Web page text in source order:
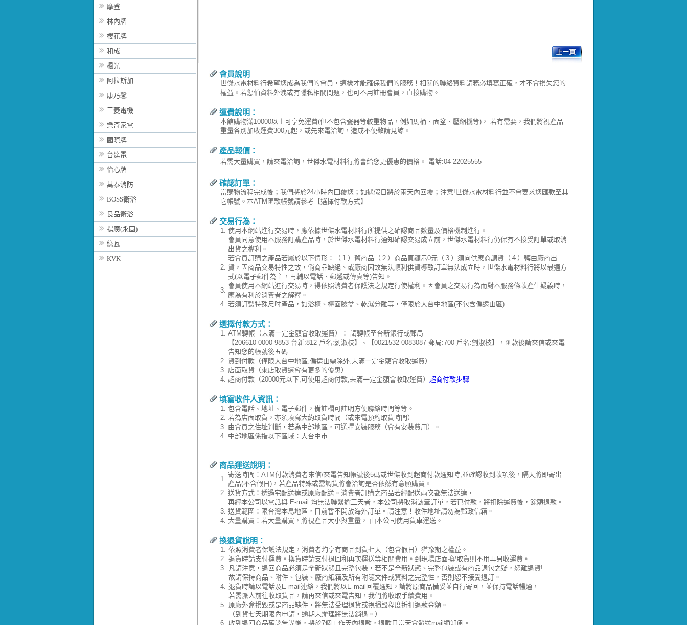
摩登
林內牌
櫻花牌
和成
楓光
阿拉斯加
康乃馨
三菱電機
樂奇家電
國際牌
台達電
怡心牌
萬泰消防
BOSS衛浴
良品衛浴
揚廣(永固)
綠瓦
KVK
會員說明
世傑水電材料行希望您成為我們的會員，這樣才能確保我們的服務！相關的聯絡資料請務必填寫正確，才不會損失您的
權益。若您怕資料外洩或有隱私相關問題，也可不用註冊會員，直接購物。
運費說明：
本館購物滿10000以上可享免運費(但不包含瓷器等較重物品，例如馬桶、面盆、壓縮機等)， 若有需要，我們將視產品
重量各別加收運費300元起，或先來電洽詢，造成不便敬請見諒。
產品報價：
若需大量購買，請來電洽詢，世傑水電材料行將會給您更優惠的價格。 電話:04-22025555
確認訂單：
當購物流程完成後；我們將於24小時內回覆您；如遇假日將於兩天內回覆；注意!世傑水電材料行並不會要求您匯款至其
它帳號。本ATM匯款帳號請參考【選擇付款方式】
交易行為：
1. 使用本網站進行交易時，應依據世傑水電材料行所提供之確認商品數量及價格機制進行。
會員同意使用本服務訂購產品時，於世傑水電材料行通知確認交易成立前，世傑水電材料行仍保有不接受訂單或取消
出貨之權利。
2.
若會員訂購之產品若屬於以下情形：（１）舊商品（２）商品頁顯示0元（３）須向供應商調貨（４）轉由廠商出
貨，因商品交易特性之故，倘商品缺絕、或廠商因故無法順利供貨導致訂單無法成立時，世傑水電材料行將以最適方
式(以電子郵件為主，再輔以電話、郵遞或傳真等)告知。
3.
會員使用本網站進行交易時，得依照消費者保護法之規定行使權利。因會員之交易行為而對本服務條款產生疑義時，
應為有利於消費者之解釋。
4. 若須訂製特殊尺吋產品，如浴櫃、檯面臉盆、乾濕分離等，僅限於大台中地區(不包含偏遠山區)
選擇付款方式：
1. ATM轉帳（未滿一定金額會收取運費）： 請轉帳至台新銀行或郵局
【206610-0000-9853 台新:812 戶名:劉淑枝】、【0021532-0083087 郵局:700 戶名:劉淑枝】，匯款後請來信或來電
告知您的帳號後五碼
2. 貨到付款（僅限大台中地區,偏遠山需除外,未滿一定金額會收取運費）
3. 店面取貨（來店取貨還會有更多的優惠）
4. 超商付款（20000元以下,可使用超商付款,未滿一定金額會收取運費） 超商付款步驟
填寫收件人資訊：
1. 包含電話、地址、電子郵件，備註欄可註明方便聯絡時間等等。
2. 若為店面取貨，亦須填寫大約取貨時間（或來電預約取貨時間）
3. 由會員之住址判斷，若為中部地區 ，可選擇安裝服務（會有安裝費用）。
4. 中部地區係指以下區域：大台中市
商品運送說明：
1.
寄送時間：ATM付款消費者來信/來電告知帳號後5碼或世傑收到超商付款通知時,並確認收到款項後，隔天將即寄出
產品(不含假日)，若產品特殊或需調貨將會洽詢是否依然有意願購買。
2. 送貨方式：透過宅配送達或原廠配送。消費者訂購之商品若經配送兩次都無法送達，
再經本公司以電話與 E-mail 均無法聯繫逾三天者，本公司將取消該筆訂單，若已付款，將扣除運費後，餘額退款。
3. 送貨範圍：限台灣本島地區，目前暫不開放海外訂單。請注意！收件地址請勿為郵政信箱。
4. 大量購買：若大量購買，將視產品大小與重量， 由本公司使用貨車運送。
換退貨說明：
1. 依照消費者保護法規定，消費者均享有商品到貨七天（包含假日）猶豫期之權益。
2. 退貨時請支付運費。換貨時請支付退回和再次運送等相關費用。到現場店面換/取貨則不用再另收運費。
3. 凡請注意，退回商品必須是全新狀態且完整包裝，若不是全新狀態、完整包裝或有商品調包之疑，恕難退貨!
故請保持商品、附件、包裝、廠商紙箱及所有附隨文件或資料之完整性，否則恕不接受退訂。
4. 退貨時請以電話及E-mail連絡，我們將以E-mail回覆通知，請將原商品備妥並自行寄回，並保持電話暢通，
若需派人前往收取貨品，請再來信或來電告知，我們將收取手續費用。
5. 原廠外盒損毀或是商品缺件，將無法受理退貨或視損毀程度折扣退款金額。
（到貨七天期限內申請，逾期未辦理將無法銷退。）
6.
收到退回商品確認無誤後，將於7個工作天內退款，退款日當天會發送mail通知函。